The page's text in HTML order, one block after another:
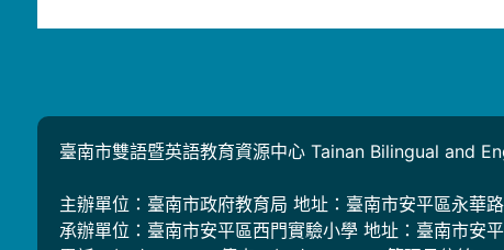
臺南市雙語暨英語教育資源中心 Tainan Bilingual and
主辦單位：臺南市政府教育局 地址：臺南市安平區永華
承辦單位：臺南市安平區西門實驗小學 地址：臺南市安